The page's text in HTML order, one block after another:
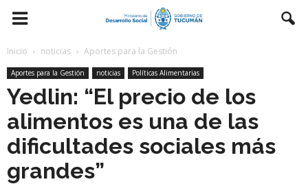
Inicio noticias Aportes para la Gestión
Aportes para la Gestión noticias Políticas Alimentarias
Yedlin: “El precio de los
alimentos es una de las
dificultades sociales más
grandes”